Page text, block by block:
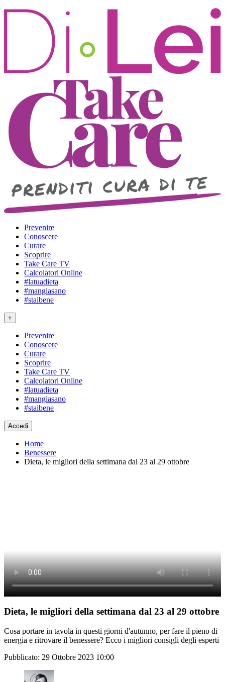
Prevenire
Conoscere
Curare
Scoprire
Take Care TV
Calcolatori Online
#latuadieta
#mangiasano
#staibene
+
Prevenire
Conoscere
Curare
Scoprire
Take Care TV
Calcolatori Online
#latuadieta
#mangiasano
#staibene
Accedi
Home
Benessere
Dieta, le migliori della settimana dal 23 al 29 ottobre
Dieta, le migliori della settimana dal 23 al 29 ottobre
Cosa portare in tavola in questi giorni d'autunno, per fare il pieno di
energia e ritrovare il benessere? Ecco i migliori consigli degli esperti
Pubblicato: 29 Ottobre 2023 10:00